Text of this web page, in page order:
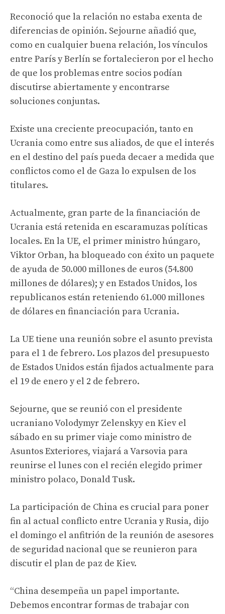
Reconoció que la relación no estaba exenta de
diferencias de opinión. Sejourne añadió que,
como en cualquier buena relación, los vínculos
entre París y Berlín se fortalecieron por el hecho
de que los problemas entre socios podían
discutirse abiertamente y encontrarse
soluciones conjuntas.
Existe una creciente preocupación, tanto en
Ucrania como entre sus aliados, de que el interés
en el destino del país pueda decaer a medida que
conflictos como el de Gaza lo expulsen de los
titulares.
Actualmente, gran parte de la financiación de
Ucrania está retenida en escaramuzas políticas
locales. En la UE, el primer ministro húngaro,
Viktor Orban, ha bloqueado con éxito un paquete
de ayuda de 50.000 millones de euros (54.800
millones de dólares); y en Estados Unidos, los
republicanos están reteniendo 61.000 millones
de dólares en financiación para Ucrania.
La UE tiene una reunión sobre el asunto prevista
para el 1 de febrero. Los plazos del presupuesto
de Estados Unidos están fijados actualmente para
el 19 de enero y el 2 de febrero.
Sejourne, que se reunió con el presidente
ucraniano Volodymyr Zelenskyy en Kiev el
sábado en su primer viaje como ministro de
Asuntos Exteriores, viajará a Varsovia para
reunirse el lunes con el recién elegido primer
ministro polaco, Donald Tusk.
La participación de China es crucial para poner
fin al actual conflicto entre Ucrania y Rusia, dijo
el domingo el anfitrión de la reunión de asesores
de seguridad nacional que se reunieron para
discutir el plan de paz de Kiev.
“China desempeña un papel importante.
Debemos encontrar formas de trabajar con